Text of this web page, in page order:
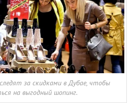
за скидками в Дубае, чтобы
на выгодный шопинг.